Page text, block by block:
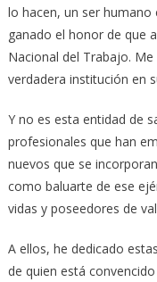
lo hacen, un ser
ganado el honor de que
Nacional del Trabajo.
verdadera institución en
Y no es esta entidad de
profesionales que han
nuevos que se
como baluarte de ese
vidas y poseedores de
A ellos, he dedicado
de quien está